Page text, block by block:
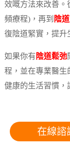
效嘅方法來改善
頻療程)，再到 陰
復陰道緊實，提升
如果你有 陰道鬆弛
程，並在專業醫生
健康的生活習慣，
在線諮